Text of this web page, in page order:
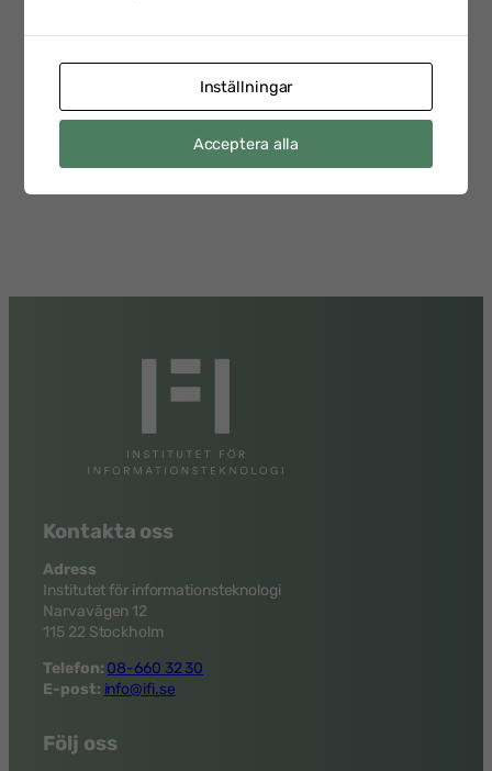
Talarintervju inför
Personalsäkerhetsdagen
med Emelie Staaf Karifjord
Head of Security Vetting &
Support på Saab
2026-
Kontakta oss
Adress
Institutet för informationsteknologi
Narvavägen 12
115 22 Stockholm
Telefon: 08-660 32 30
E-post: info@ifi.se
Följ oss
Inställningar
Acceptera alla